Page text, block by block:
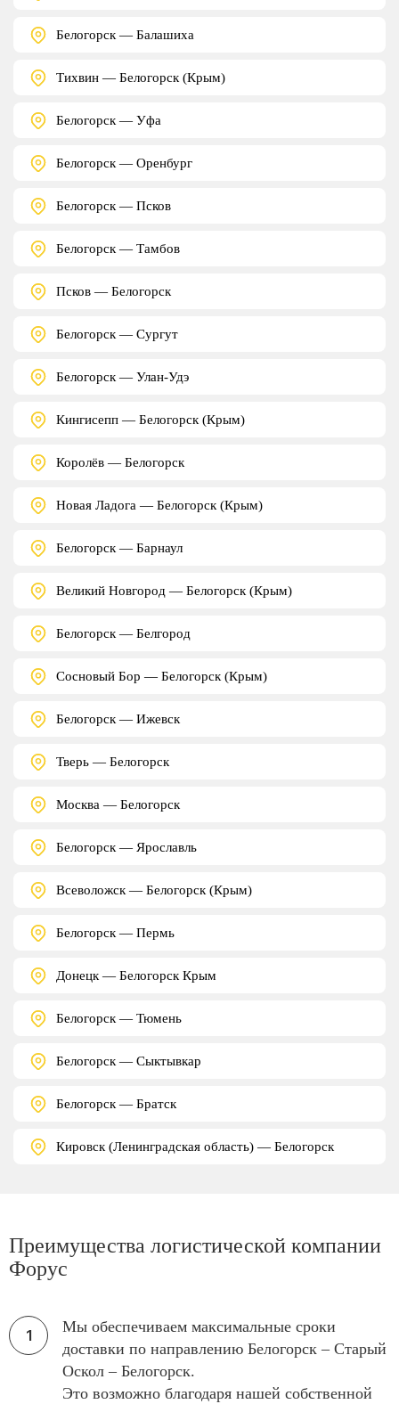
Белогорск — Балашиха
Тихвин — Белогорск (Крым)
Белогорск — Уфа
Белогорск — Оренбург
Белогорск — Псков
Белогорск — Тамбов
Псков — Белогорск
Белогорск — Сургут
Белогорск — Улан-Удэ
Кингисепп — Белогорск (Крым)
Королёв — Белогорск
Новая Ладога — Белогорск (Крым)
Белогорск — Барнаул
Великий Новгород — Белогорск (Крым)
Белогорск — Белгород
Сосновый Бор — Белогорск (Крым)
Белогорск — Ижевск
Тверь — Белогорск
Москва — Белогорск
Белогорск — Ярославль
Всеволожск — Белогорск (Крым)
Белогорск — Пермь
Донецк — Белогорск Крым
Белогорск — Тюмень
Белогорск — Сыктывкар
Белогорск — Братск
Кировск (Ленинградская область) — Белогорск
Преимущества логистической компании
Форус
Мы обеспечиваем максимальные сроки
доставки по направлению Белогорск – Старый
Оскол – Белогорск.
Это возможно благодаря нашей собственной